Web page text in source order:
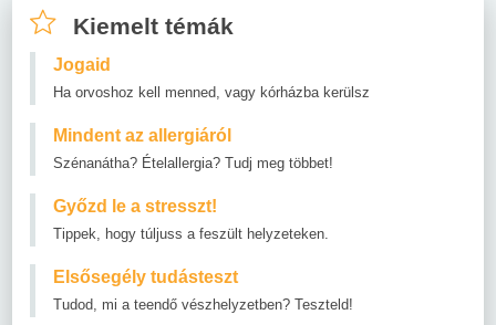
Kiemelt témák
Jogaid
Ha orvoshoz kell menned, vagy kórházba kerülsz
Mindent az allergiáról
Szénanátha? Ételallergia? Tudj meg többet!
Győzd le a stresszt!
Tippek, hogy túljuss a feszült helyzeteken.
Elsősegély tudásteszt
Tudod, mi a teendő vészhelyzetben? Teszteld!